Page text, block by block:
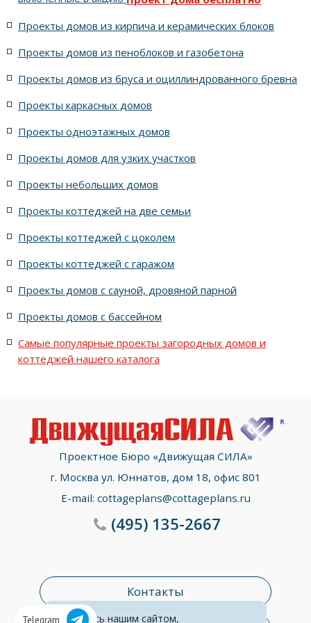
Telegram
5 спален с цоколем и террасой
7 спален с крышей шале 5 спален и террасой
жилых в стиле Райта с 5 комнатами
жилых в английском стиле
жилых в современном стиле с террасой
с террасой и 6 комнатами
Проекты домов из кирпича и керамических блоков
Проекты домов из пеноблоков и газобетона
Проекты домов из бруса и оциллиндрованного бревна
Проекты каркасных домов
Проекты одноэтажных домов
Проекты домов для узких участков
Проекты небольших домов
Проекты коттеджей на две семьи
Проекты коттеджей с цоколем
Проекты коттеджей с гаражом
Проекты домов с сауной, дровяной парной
Проекты домов с бассейном
Самые популярные проекты загородных домов и
коттеджей нашего каталога
Проектное Бюро «Движущая СИЛА»
г. Москва ул. Юннатов, дом 18, офис 801
E-mail: cottageplans@cottageplans.ru
Контакты
(495)135-2667
Пользуясь нашим сайтом,